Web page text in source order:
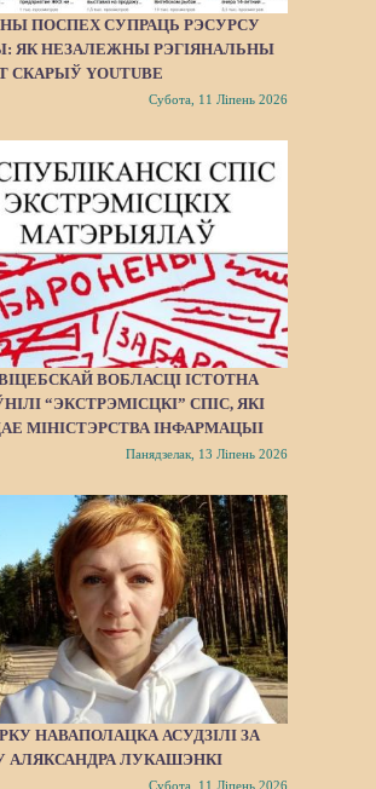
ПОСПЕХ СУПРАЦЬ РЭСУРСУ
ЯК НЕЗАЛЕЖНЫ РЭГІЯНАЛЬНЫ
СКАРЫЎ YOUTUBE
Субота, 11 Ліпень 2026
ВОБЛАСЦІ ІСТОТНА
“ЭКСТРЭМІСЦКІ” СПІС, ЯКІ
МІНІСТЭРСТВА ІНФАРМАЦЫІ
Панядзелак, 13 Ліпень 2026
НАВАПОЛАЦКА АСУДЗІЛІ ЗА
АЛЯКСАНДРА ЛУКАШЭНКІ
Субота, 11 Ліпень 2026